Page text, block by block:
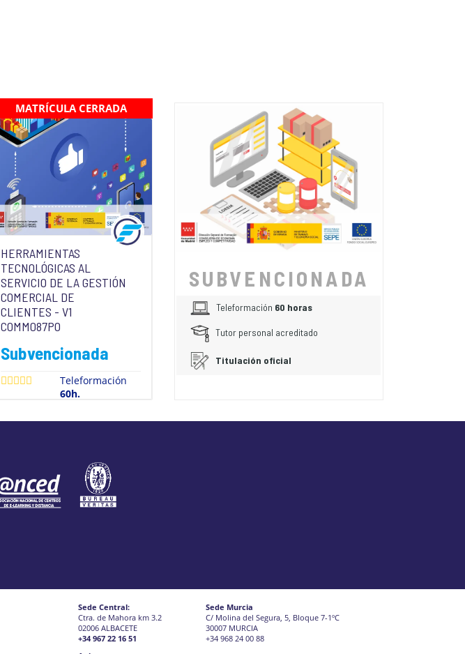
HERRAMIENTAS
TECNOLÓGICAS AL
SERVICIO DE LA GESTIÓN
COMERCIAL DE
CLIENTES - V1
COMM087PO
Subvencionada
MATRÍCULA CERRADA
Teleformación
60h.
SUBVENCIONADA
Teleformación 60 horas
Tutor personal acreditado
Titulación oficial
Sede Central:
Ctra. de Mahora km 3.2
02006 ALBACETE
+34 967 22 16 51
Sede Murcia
C/ Molina del Segura, 5, Bloque 7-1ºC
30007 MURCIA
+34 968 24 00 88